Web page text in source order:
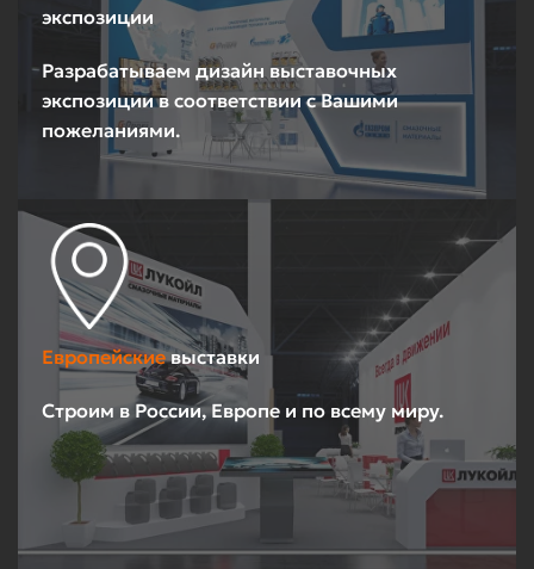
экспозиции
Разрабатываем дизайн выставочных
экспозиции в соответствии с Вашими
пожеланиями.
Европейскиевыставки
Строим в России, Европе и по всему миру.